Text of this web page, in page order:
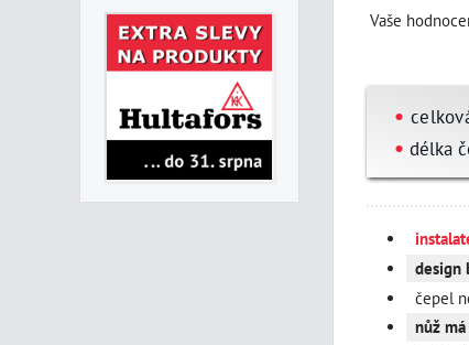
Vaše
•
• délka
design
čepel
nůž